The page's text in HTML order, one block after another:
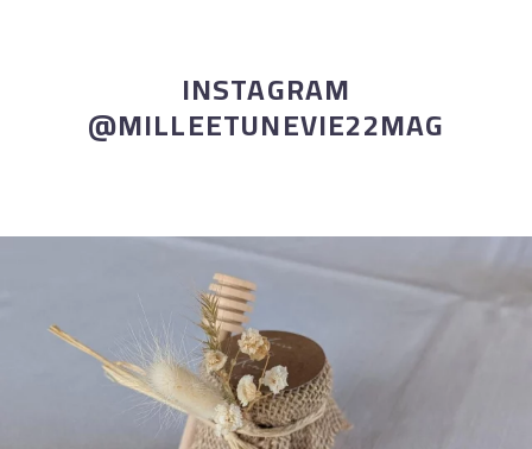
INSTAGRAM
@MILLEETUNEVIE22MAG